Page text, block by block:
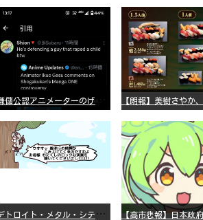
嫌
儲公認アニメーターのげそいくおさん、マンガワン騒動を冷笑してスーパー大炎上
デ
トロイト・メタル・シティー ⇐これ、いまアニメ化したら、えらいことになってたよな？